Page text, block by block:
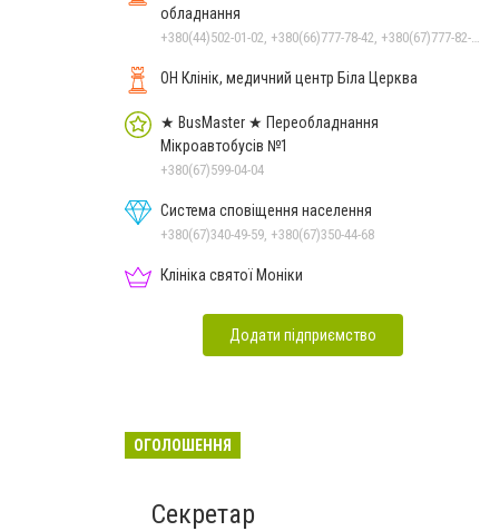
обладнання
ОН Клінік, медичний центр Біла Церква
★ BusMaster ★ Переобладнання
Мікроавтобусів №1
+380(67)599-04-04
Система сповіщення населення
+380(67)340-49-59, +380(67)350-44-68
Клініка святої Моніки
Додати підприємство
ОГОЛОШЕННЯ
Секретар